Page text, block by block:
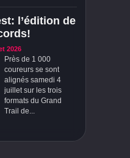
l’édition de
2026
Près de 1 000
coureurs se sont
alignés samedi 4
juillet sur les trois
formats du Grand
Trail de...